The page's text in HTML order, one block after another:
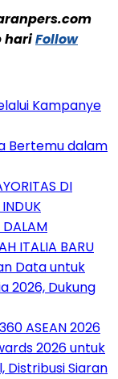
hariFollow
Kampanye
Bertemu dalam
DI
DALAM
ITALIA BARU
Data untuk
2026, Dukung
ASEAN 2026
2026 untuk
Distribusi Siaran